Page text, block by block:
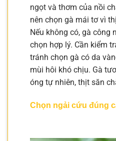
ngọt và thơm của nồi
nên chọn gà mái tơ vì
Nếu không có, gà công
chọn hợp lý. Cần kiểm
tránh chọn gà có da
mùi hôi khó chịu. Gà
óng tự nhiên, thịt săn
Chọn ngải cứu đúng